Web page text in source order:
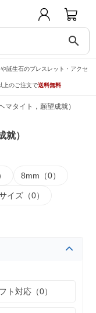
search
誕生石のブレスレット・アクセ
上のご注文で送料無料
マタイト，願望成就）
就）
8mm（0）
イズ（0）
ト対応（0）